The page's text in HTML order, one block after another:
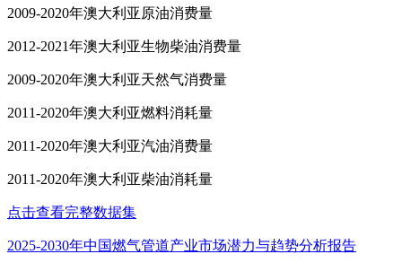
2009-2020年澳大利亚原油消费量
2012-2021年澳大利亚生物柴油消费量
2009-2020年澳大利亚天然气消费量
2011-2020年澳大利亚燃料消耗量
2011-2020年澳大利亚汽油消费量
2011-2020年澳大利亚柴油消耗量
点击查看完整数据集
2025-2030年中国燃气管道产业市场潜力与趋势分析报告